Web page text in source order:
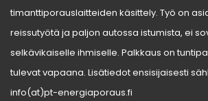
timanttiporauslaitteiden käsittely. Työ on
reissutyötä ja paljon autossa istumista, ei
selkävikaiselle ihmiselle. Palkkaus on
tulevat vapaana. Lisätiedot ensisijaisesti
info(at)pt-energiaporaus.fi